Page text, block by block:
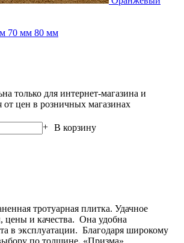
70 мм 80 мм
только для интернет-магазина и
от цен в розничных магазинах
+ В корзину
тротуарная плитка. Удачное
цены и качества. Она удобна
в эксплуатации. Благодаря широкому